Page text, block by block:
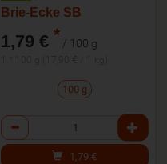
Brie-Ecke SB
1,79 € * / 100 g
100 g
Anzahl
1,79 €